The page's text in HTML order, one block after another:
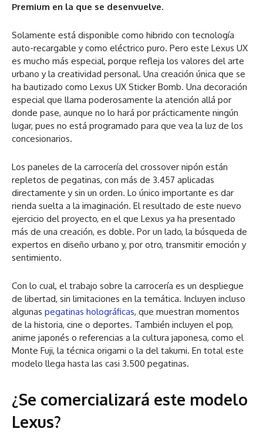
Premium en la que se desenvuelve.
Solamente está disponible como hibrido con tecnología
auto-recargable y como eléctrico puro. Pero este Lexus UX
es mucho más especial, porque refleja los valores del arte
urbano y la creatividad personal. Una creación única que se
ha bautizado como Lexus UX Sticker Bomb. Una decoración
especial que llama poderosamente la atención allá por
donde pase, aunque no lo hará por prácticamente ningún
lugar, pues no está programado para que vea la luz de los
concesionarios.
Los paneles de la carrocería del crossover nipón están
repletos de pegatinas, con más de 3.457 aplicadas
directamente y sin un orden. Lo único importante es dar
rienda suelta a la imaginación. El resultado de este nuevo
ejercicio del proyecto, en el que Lexus ya ha presentado
más de una creación, es doble. Por un lado, la búsqueda de
expertos en diseño urbano y, por otro, transmitir emoción y
sentimiento.
Con lo cual, el trabajo sobre la carrocería es un despliegue
de libertad, sin limitaciones en la temática. Incluyen incluso
algunas pegatinas holográficas, que muestran momentos
de la historia, cine o deportes. También incluyen el pop,
anime japonés o referencias a la cultura japonesa, como el
Monte Fuji, la técnica origami o la del takumi. En total este
modelo llega hasta las casi 3.500 pegatinas.
¿Se comercializará este modelo
Lexus?